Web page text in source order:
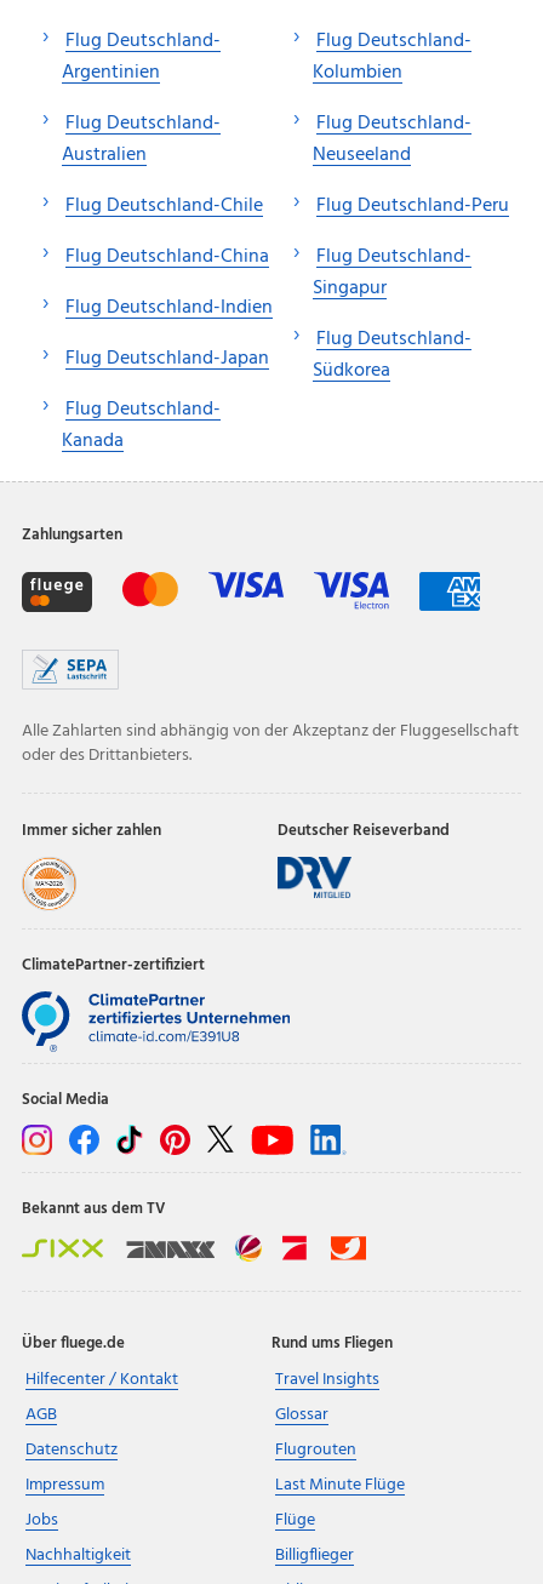
Flug Deutschland-
Argentinien
Flug Deutschland-
Australien
Flug Deutschland-Chile
Flug Deutschland-China
Flug Deutschland-Indien
Flug Deutschland-Japan
Flug Deutschland-
Kanada
Flug Deutschland-
Kolumbien
Flug Deutschland-
Neuseeland
Flug Deutschland-Peru
Flug Deutschland-
Singapur
Flug Deutschland-
Südkorea